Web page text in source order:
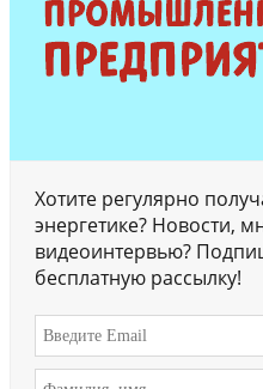
Хотите регулярно
энергетике? Новости,
видеоинтервью?
бесплатную рассылку!